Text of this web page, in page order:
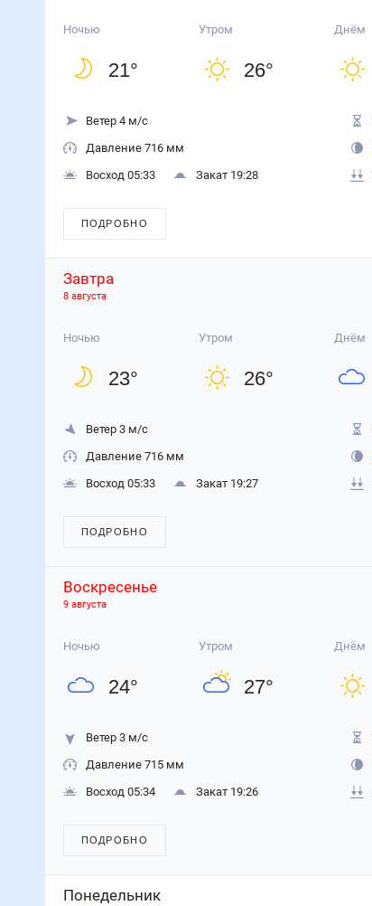
Ночью
21°
Утром
26°
Днём
Ветер 4 м/с
Давление 716 мм
Восход 05:33
Закат 19:28
ПОДРОБНО
Завтра
8 августа
Ночью
23°
Утром
26°
Днём
Ветер 3 м/с
Давление 716 мм
Восход 05:33
Закат 19:27
ПОДРОБНО
Воскресенье
9 августа
Ночью
24°
Утром
27°
Днём
Ветер 3 м/с
Давление 715 мм
Восход 05:34
Закат 19:26
ПОДРОБНО
Понедельник